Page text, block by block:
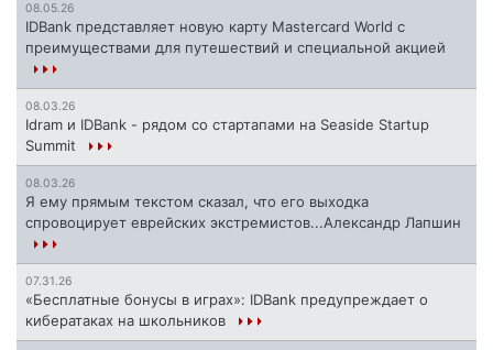
08.05.26
IDBank представляет новую карту Mastercard World с
преимуществами для путешествий и специальной акцией
08.03.26
Idram и IDBank - рядом со стартапами на Seaside Startup
Summit
08.03.26
Я ему прямым текстом сказал, что его выходка
спровоцирует еврейских экстремистов...Александр Лапшин
07.31.26
«Бесплатные бонусы в играх»: IDBank предупреждает о
кибератаках на школьников